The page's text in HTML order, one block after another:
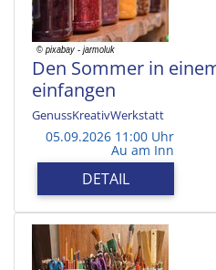
Den Sommer in
einfangen
GenussKreativWerkstatt
05.09.2026 11:00 Uhr
Au am Inn
DETAIL